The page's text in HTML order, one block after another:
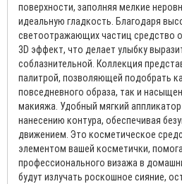
поверхности, заполняя мелкие
идеальную гладкость. Благодаря
светоотражающих частиц средство
3D эффект, что делает улыбку
соблазнительной. Коллекция
палитрой, позволяющей подобрать
повседневного образа, так и
макияжа. Удобный мягкий
нанесению контура, обеспечивая
движением. Это косметическое
элементом вашей косметички,
профессионального визажа в
будут излучать роскошное сияние,